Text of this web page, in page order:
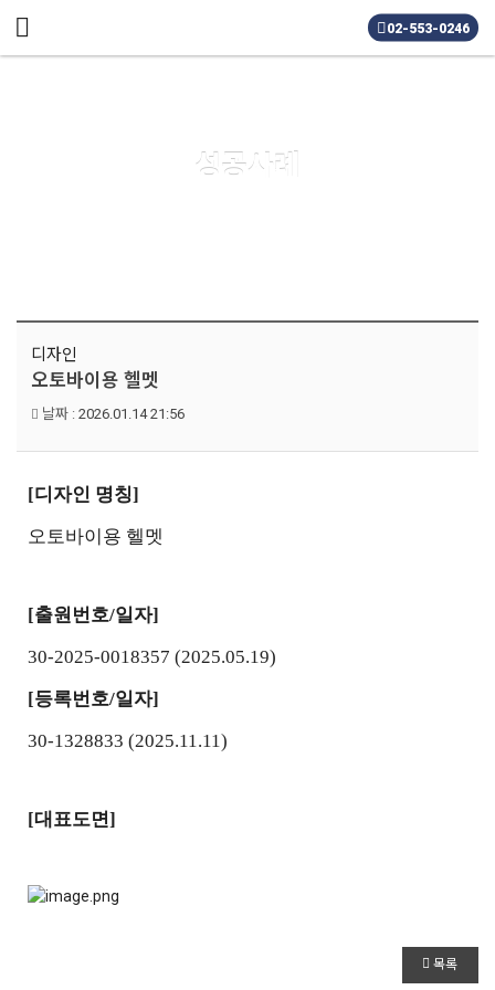
02-553-0246
성공사례
디자인
오토바이용 헬멧
날짜 : 2026.01.14 21:56
[디자인 명칭]
오토바이용 헬멧
[출원번호/일자]
30-2025-0018357 (2025.05.19)
[등록번호/일자]
30-1328833 (2025.11.11)
[대표도면]
목록